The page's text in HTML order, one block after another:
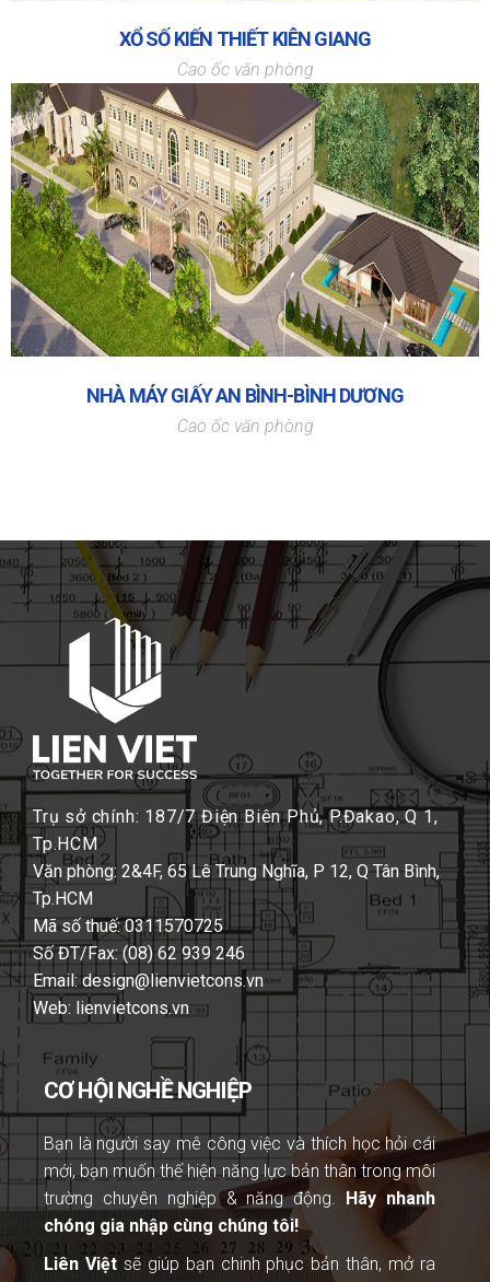
XỔ SỐ KIẾN THIẾT KIÊN GIANG
Cao ốc văn phòng
NHÀ MÁY GIẤY AN BÌNH-BÌNH DƯƠNG
Cao ốc văn phòng
Trụ sở chính: 187/7 Điện Biên Phủ, P.Đakao, Q 1,
Tp.HCM
Văn phòng: 2&4F, 65 Lê Trung Nghĩa, P 12, Q Tân Bình,
Tp.HCM
Mã số thuế: 0311570725
Số ĐT/Fax: (08) 62 939 246
Email: design@lienvietcons.vn
Web: lienvietcons.vn
CƠ HỘI NGHỀ NGHIỆP
Bạn là người say mê công việc và thích học hỏi cái
mới, bạn muốn thể hiện năng lực bản thân trong môi
trường chuyên nghiệp & năng động.
Hãy nhanh
chóng gia nhập cùng chúng tôi!
Liên Việt sẽ giúp bạn chinh phục bản thân, mở ra